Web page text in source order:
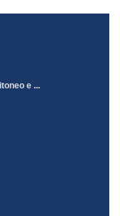
e ...